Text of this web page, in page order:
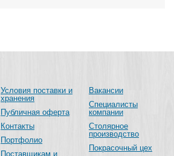
Условия поставки и
хранения
Публичная оферта
Контакты
Портфолио
Поставщикам и
Вакансии
Специалисты
компании
Столярное
производство
Покрасочный цех